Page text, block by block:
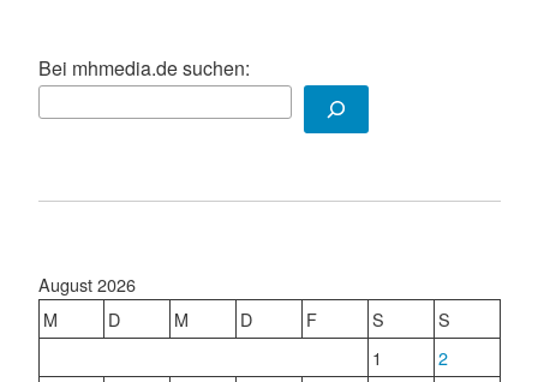
Bei mhmedia.de suchen:
August 2026
M
D M D F S
S
1
2